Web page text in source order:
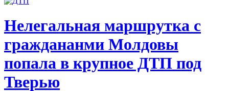
Нелегальная маршрутка с
граждананми Молдовы
попала в крупное ДТП под
Тверью